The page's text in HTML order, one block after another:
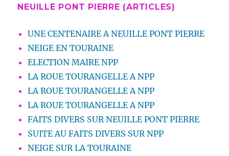
NEUILLE PONT PIERRE (ARTICLES)
UNE CENTENAIRE A NEUILLE PONT PIERRE
NEIGE EN TOURAINE
ELECTION MAIRE NPP
LA ROUE TOURANGELLE A NPP
LA ROUE TOURANGELLE A NPP
LA ROUE TOURANGELLE A NPP
FAITS DIVERS SUR NEUILLE PONT PIERRE
SUITE AU FAITS DIVERS SUR NPP
NEIGE SUR LA TOURAINE